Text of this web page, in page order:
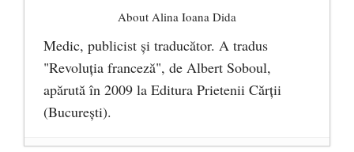
About Alina Ioana Dida
Medic, publicist şi traducător. A tradus
"Revoluţia franceză", de Albert Soboul,
apărută în 2009 la Editura Prietenii Cărţii
(Bucureşti).